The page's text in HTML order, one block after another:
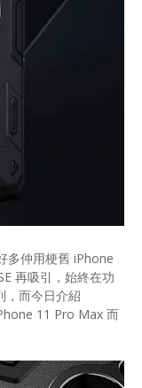
多仲用梗舊 iPhone
再吸引，始終在功
而今日介紹
11 Pro Max 而